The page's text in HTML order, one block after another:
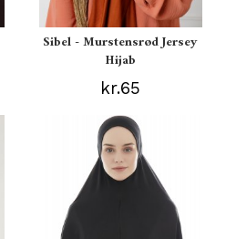
Sibel - Murstensrød Jersey
Hijab
kr.65